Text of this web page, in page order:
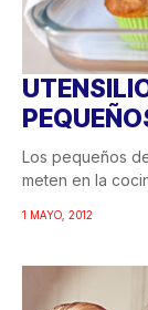
Los pequeños
meten en la
1 MAYO, 2012